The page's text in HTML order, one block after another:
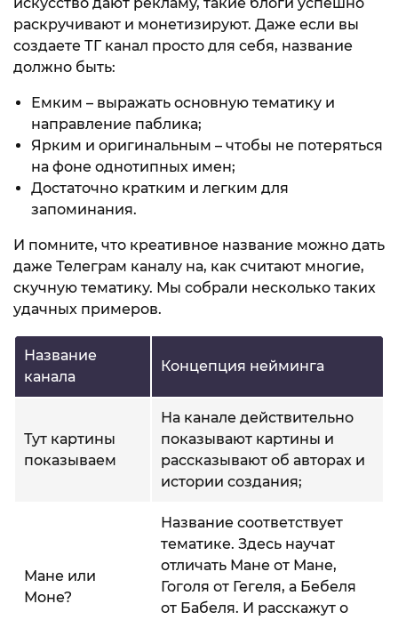
искусство дают рекламу, такие блоги успешно
раскручивают и монетизируют. Даже если вы
создаете ТГ канал просто для себя, название
должно быть:
Емким – выражать основную тематику и
направление паблика;
Ярким и оригинальным – чтобы не потеряться
на фоне однотипных имен;
Достаточно кратким и легким для
запоминания.
И помните, что креативное название можно дать
даже Телеграм каналу на, как считают многие,
скучную тематику. Мы собрали несколько таких
удачных примеров.
Название
канала
Концепция нейминга
Тут картины
показываем
На канале действительно
показывают картины и
рассказывают об авторах и
истории создания;
Мане или
Моне?
Название соответствует
тематике. Здесь научат
отличать Мане от Мане,
Гоголя от Гегеля, а Бебеля
от Бабеля. И расскажут о